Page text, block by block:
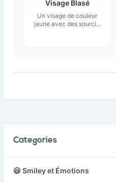
Visage Blasé
Un visage de couleur
jaune avec des sourcils
Categories
😃 Smiley et Émotions